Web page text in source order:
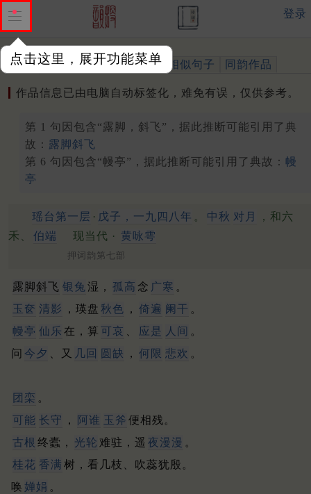
点击这里，展开功能菜单
登录
作品 标注四声 出处、引用 相似句子 同韵作品
作品信息已由电脑自动标签化，难免有误，仅供参考。
第 1 句因包含“露脚，斜飞”，据此推断可能引用了典
故： 露脚斜飞
第 6 句因包含“幔亭”，据此推断可能引用了典故： 幔
亭
瑶台第一层 · 戊子，一九四八年 。 中秋 对月
，和六
禾、
伯端 现当代 · 黄咏雩
押词韵第七部
露脚斜飞 银兔 湿， 孤高 念 广寒 。
玉奁 清影 ，瑛盘 秋色 ， 倚遍 阑干 。
幔亭 仙乐 在，算 可哀 应是 人间 。
问 今夕 、又 几回 圆缺 ， 何限 悲欢 。
团栾 。
可能 长守 ， 阿谁 玉斧 便相残。
古根 终蠹， 光轮 难驻，遥 夜漫漫 。
桂花 香满 树，看几枝、吹蕊犹殷。
唤 婵娟 。